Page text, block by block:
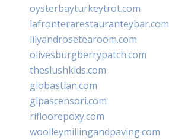
oysterbayturkeytrot.com
lafronterarestauranteybar.com
lilyandrosetearoom.com
olivesburgberrypatch.com
theslushkids.com
giobastian.com
glpascensori.com
rifloorepoxy.com
woolleymillingandpaving.com